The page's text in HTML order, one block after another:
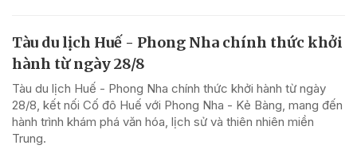
Tàu du lịch Huế - Phong Nha chính thức khởi
hành từ ngày 28/8
Tàu du lịch Huế - Phong Nha chính thức khởi hành từ ngày
28/8, kết nối Cố đô Huế với Phong Nha - Kẻ Bàng, mang đến
hành trình khám phá văn hóa, lịch sử và thiên nhiên miền
Trung.